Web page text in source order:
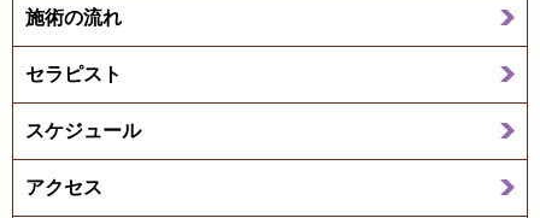
施術の流れ
セラピスト
スケジュール
アクセス